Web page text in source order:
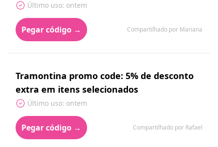
Último uso: ontem
Pegar código → Compartilhado por Mariana
Tramontina promo code: 5% de desconto
extra em itens selecionados
Último uso: ontem
Pegar código → Compartilhado por Rafael